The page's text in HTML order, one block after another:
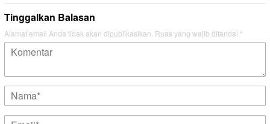
Tinggalkan Balasan
Alamat email Anda tidak akan dipublikasikan. Ruas yang wajib ditandai *